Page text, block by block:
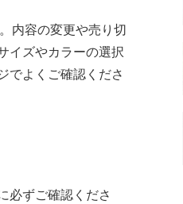
内容の変更や売り切
イズやカラーの選択
でよくご確認くださ
必ずご確認くださ